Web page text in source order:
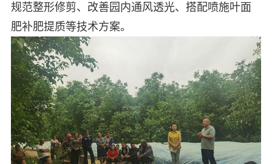
规范整形修剪、改善园内通风透光、搭配喷施叶面
肥补肥提质等技术方案。